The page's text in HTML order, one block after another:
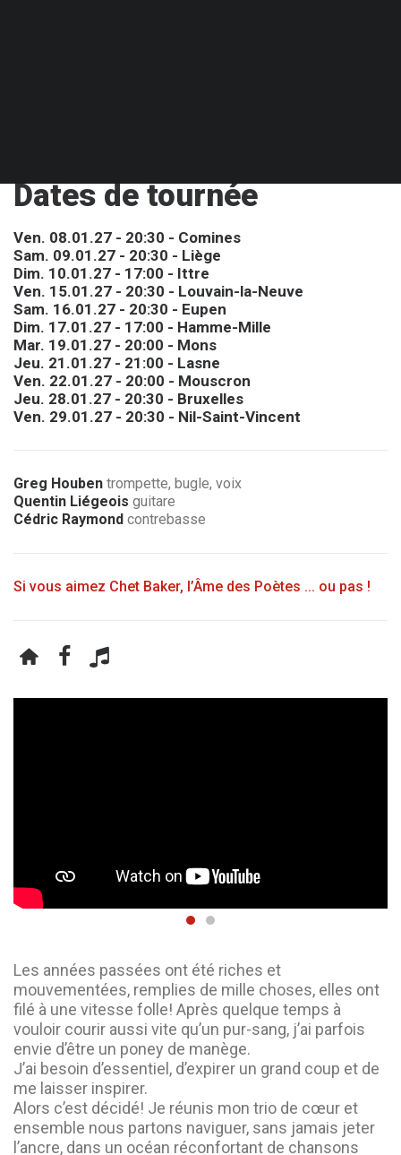
Les années passées ont été riches et
mouvementées, remplies de mille choses, elles ont
filé à une vitesse folle! Après quelque temps à
vouloir courir aussi vite qu’un pur-sang, j’ai parfois
envie d’être un poney de manège.
J’ai besoin d’essentiel, d’expirer un grand coup et de
me laisser inspirer.
Alors c’est décidé! Je réunis mon trio de cœur et
ensemble nous partons naviguer, sans jamais jeter
l’ancre, dans un océan réconfortant de chansons
Dates de tournée
Ven. 08.01.27 - 20:30 - Comines
Sam. 09.01.27 - 20:30 - Liège
Dim. 10.01.27 - 17:00 - Ittre
Ven. 15.01.27 - 20:30 - Louvain-la-Neuve
Sam. 16.01.27 - 20:30 - Eupen
Dim. 17.01.27 - 17:00 - Hamme-Mille
Mar. 19.01.27 - 20:00 - Mons
Jeu. 21.01.27 - 21:00 - Lasne
Ven. 22.01.27 - 20:00 - Mouscron
Jeu. 28.01.27 - 20:30 - Bruxelles
Ven. 29.01.27 - 20:30 - Nil-Saint-Vincent
Greg Houben trompette, bugle, voix
Quentin Liégeois guitare
Cédric Raymond contrebasse
Si vous aimez Chet Baker, l’Âme des Poètes ... ou pas !